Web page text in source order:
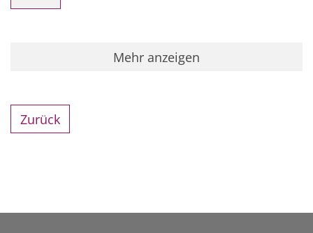
Mehr anzeigen
Zurück